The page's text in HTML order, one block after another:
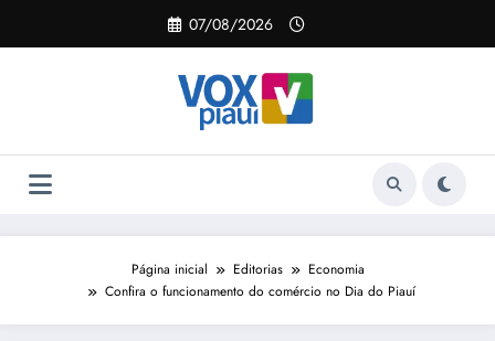
o
07/08/2026
Página inicial Editorias
Economia
Confira o funcionamento do comércio no Dia do Piauí